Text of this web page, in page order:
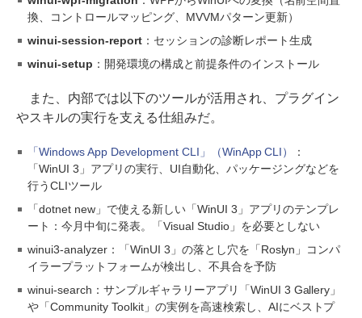
換、コントロールマッピング、MVVMパターン更新）
winui-session-report：セッションの診断レポート生成
winui-setup ：開発環境の構成と前提条件のインストール
また、内部では以下のツールが活用され、プラグイン
やスキルの実行を支える仕組みだ。
「Windows App Development CLI」（WinApp CLI）
：
「WinUI 3」アプリの実行、UI自動化、パッケージングなどを
行うCLIツール
「dotnet new」で使える新しい「WinUI 3」アプリのテンプレ
ート：今月中旬に発表。「Visual Studio」を必要としない
winui3-analyzer：「WinUI 3」の落とし穴を「Roslyn」コンパ
イラープラットフォームが検出し、不具合を予防
winui-search：サンプルギャラリーアプリ「WinUI 3 Gallery」
や「Community Toolkit」の実例を高速検索し、AIにベストプ